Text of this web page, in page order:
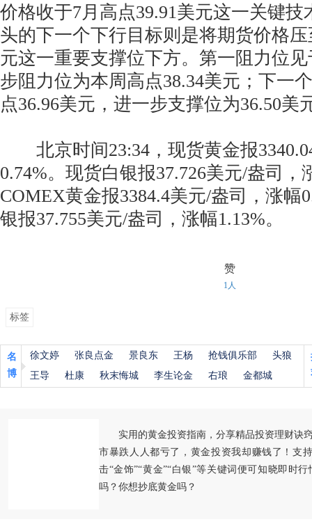
价格收于7月高点39.91美元这一关键
头的下一个下行目标则是将期货价格压
元这一重要支撑位下方。第一阻力位
步阻力位为本周高点38.34美元；下一
点36.96美元，进一步支撑位为36.50美
北京时间23:34，现货黄金报
0.74%。现货白银报37.726美元/盎司，
COMEX黄金报3384.4美元/盎司，涨幅
银报37.755美元/盎司，涨幅1.13%。
赞
1人
标签
名
博
徐文婷 张良点金 景良东 王杨 抢钱俱乐部
头狼
王导
杜康 秋末悔城 李生论金 右琅 金都城
实用的黄金投资指南，分享精品投资理财诀
市暴跌人人都亏了，黄金投资我却赚钱了！支
击“金饰”“黄金”“白银”等关键词便可知晓即时
吗？你想抄底黄金吗？